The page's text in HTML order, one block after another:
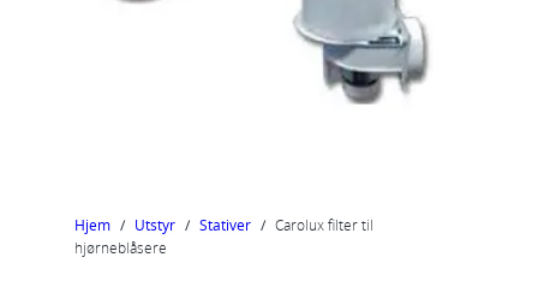
Hjem / Utstyr / Stativer / Carolux filter til
hjørneblåsere